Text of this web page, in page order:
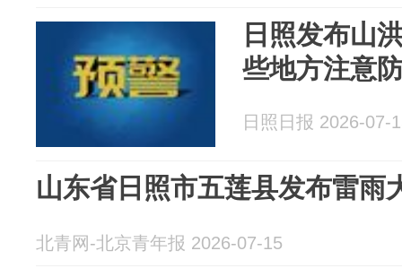
日照发布山
些地方注意
日照日报 2026-07-
山东省日照市五莲县发布雷雨
北青网-北京青年报 2026-07-15